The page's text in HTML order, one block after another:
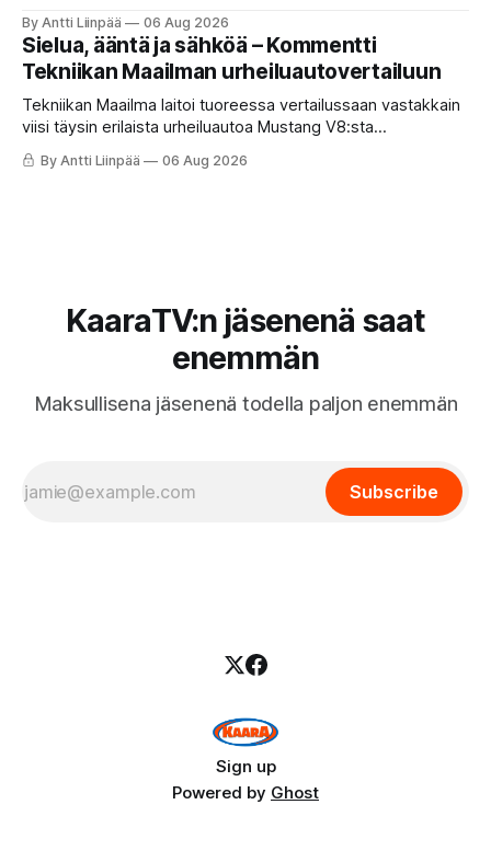
pakettiautoihin ja mitä syksyn 2026 uutuuksilta sopii
odottaa? Katso kattava katsaus maamme tarjontaan ja
ostajan tärkeimpiin vinkkeihin!
By Antti Liinpää 06 Aug 2026
Sielua, ääntä ja sähköä – Kommentti
Tekniikan Maailman urheiluautovertailuun
Tekniikan Maailma laitoi tuoreessa vertailussaan vastakkain
viisi täysin erilaista urheiluautoa Mustang V8:sta
käteen ja pani autot omaan paremmuusjärjestykseen
By Antti Liinpää 06 Aug 2026
KaaraTV:n jäsenenä saat
enemmän
Maksullisena jäsenenä todella paljon enemmän
Subscribe
Sign up
Powered by Ghost